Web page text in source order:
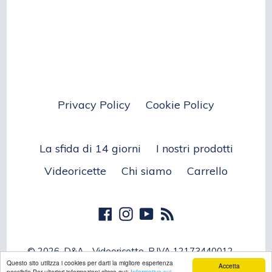
Accetta
Questo sito utilizza i cookies per darti la migliore esperienza
Privacy Policy Cookie Policy
La sfida di 14 giorni
I nostri prodotti
Videoricette
Chi siamo Carrello
FacebookInstagram
YouTube
© 2026,D&A - Videoricette, P.IVA 12173440012